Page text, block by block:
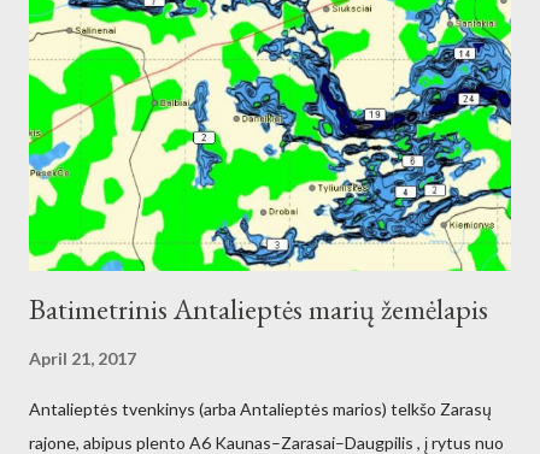
Batimetrinis Antalieptės marių žemėlapis
April 21, 2017
Antalieptės tvenkinys (arba Antalieptės marios) telkšo Zarasų
rajone, abipus plento A6 Kaunas–Zarasai–Daugpilis , į rytus nuo